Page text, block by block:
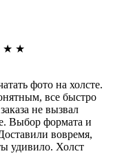
★ ★
фото на холсте.
все быстро
не вызвал
Выбор формата и
вовремя,
удивило. Холст